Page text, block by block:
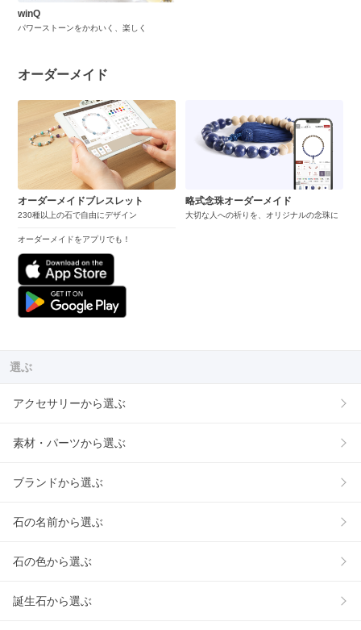
winQ
パワーストーンをかわいく、楽しく
オーダーメイド
オーダーメイドブレスレット
230種以上の石で自由にデザイン
オーダーメイドをアプリでも！
略式念珠オーダーメイド
大切な人への祈りを、オリジナルの念珠に
選ぶ
アクセサリーから選ぶ
素材・パーツから選ぶ
ブランドから選ぶ
石の名前から選ぶ
石の色から選ぶ
誕生石から選ぶ